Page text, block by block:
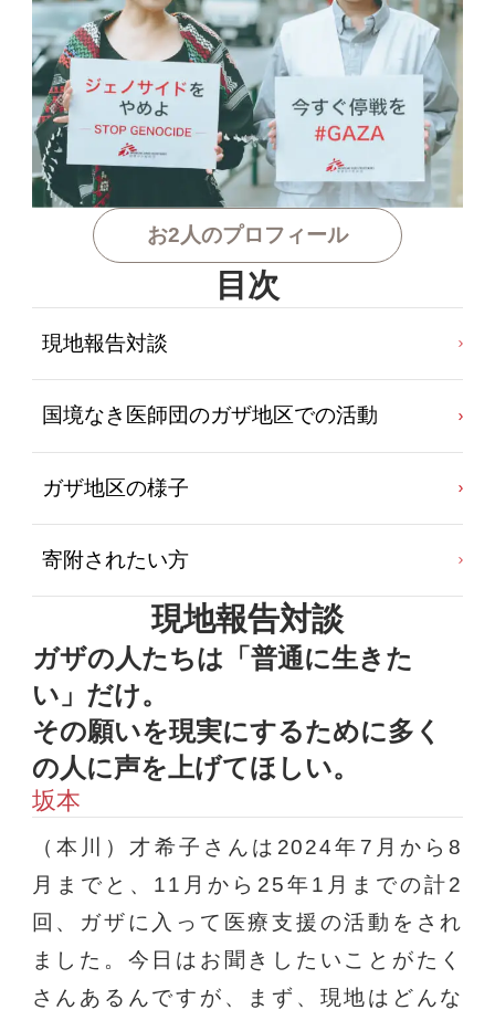
お2人のプロフィール
目次
現地報告対談
国境なき医師団のガザ地区での活動
ガザ地区の様子
寄附されたい方
現地報告対談
ガザの人たちは「普通に生きた
い」だけ。
その願いを現実にするために多く
の人に声を上げてほしい。
坂本
（本川）才希子さんは2024年7月から8
月までと、11月から25年1月までの計2
回、ガザに入って医療支援の活動をされ
ました。今日はお聞きしたいことがたく
さんあるんですが、まず、現地はどんな